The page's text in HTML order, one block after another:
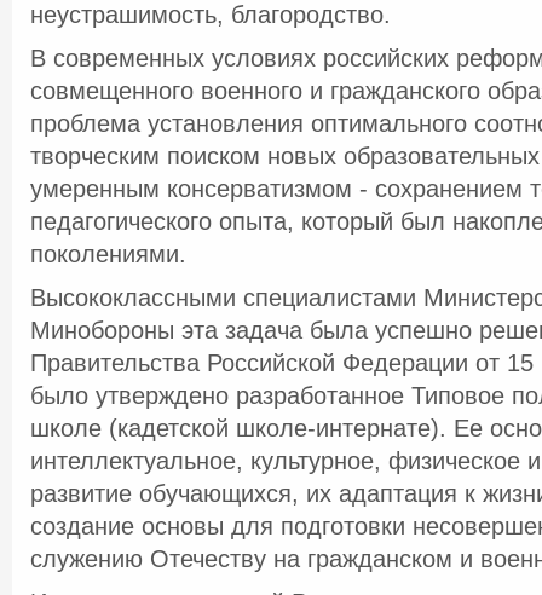
неустрашимость, благородство.
В современных условиях российских
совмещенного военного и гражданского
проблема установления оптимального
творческим поиском новых
умеренным консерватизмом - сохранением
педагогического опыта, который был
поколениями.
Высококлассными специалистами
Минобороны эта задача была успешно
Правительства Российской Федерации от
было утверждено разработанное Типовое
школе (кадетской школе-интернате). Ее
интеллектуальное, культурное, физическое
развитие обучающихся, их адаптация к
создание основы для подготовки
служению Отечеству на гражданском и